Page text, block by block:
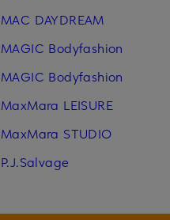
MAC DAYDREAM
MAGIC Bodyfashion
MAGIC Bodyfashion
MaxMara LEISURE
MaxMara STUDIO
P.J.Salvage